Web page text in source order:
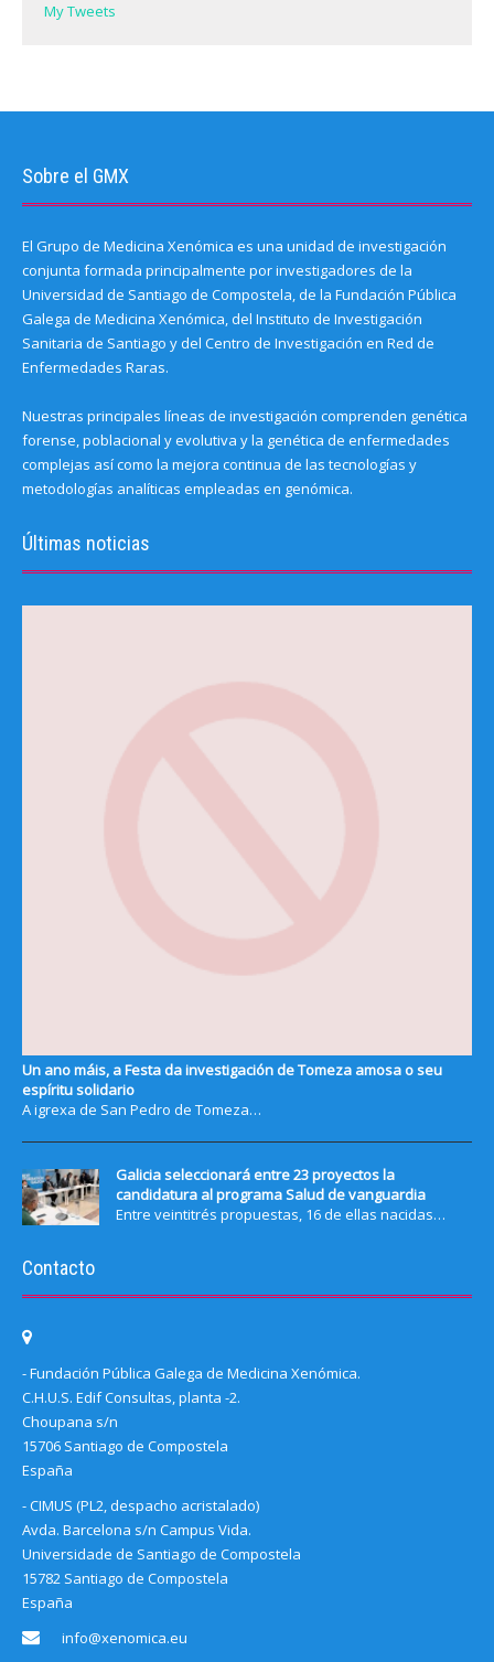
My Tweets
Sobre el GMX
El Grupo de Medicina Xenómica es una unidad de investigación
conjunta formada principalmente por investigadores de la
Universidad de Santiago de Compostela, de la Fundación Pública
Galega de Medicina Xenómica, del Instituto de Investigación
Sanitaria de Santiago y del Centro de Investigación en Red de
Enfermedades Raras.
Nuestras principales líneas de investigación comprenden genética
forense, poblacional y evolutiva y la genética de enfermedades
complejas así como la mejora continua de las tecnologías y
metodologías analíticas empleadas en genómica.
Últimas noticias
Un ano máis, a Festa da investigación de Tomeza amosa o seu
espíritu solidario
A igrexa de San Pedro de Tomeza…
Galicia seleccionará entre 23 proyectos la
candidatura al programa Salud de vanguardia
Entre veintitrés propuestas, 16 de ellas nacidas…
Contacto
- Fundación Pública Galega de Medicina Xenómica.
C.H.U.S. Edif Consultas, planta -2.
Choupana s/n
15706 Santiago de Compostela
España
- CIMUS (PL2, despacho acristalado)
Avda. Barcelona s/n Campus Vida.
Universidade de Santiago de Compostela
15782 Santiago de Compostela
España
info@xenomica.eu